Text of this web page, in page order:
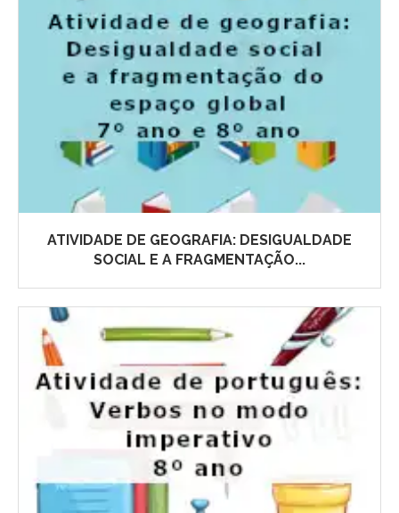
ATIVIDADE DE GEOGRAFIA: DESIGUALDADE
SOCIAL E A FRAGMENTAÇÃO...